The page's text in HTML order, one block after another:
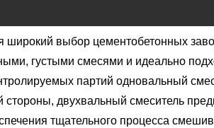
широкий выбор цементобетонных
густыми смесями и идеально
партий одновальный
двухвальный смеситель
тщательного процесса